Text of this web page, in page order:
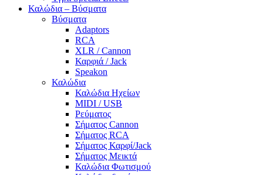
Καλώδια – Βύσματα
Βύσματα
Adaptors
RCA
XLR / Cannon
Καρφιά / Jack
Speakon
Καλώδια
Καλώδια Ηχείων
MIDI / USB
Ρεύματος
Σήματος Cannon
Σήματος RCA
Σήματος Καρφί/Jack
Σήματος Μεικτά
Καλώδια Φωτισμού